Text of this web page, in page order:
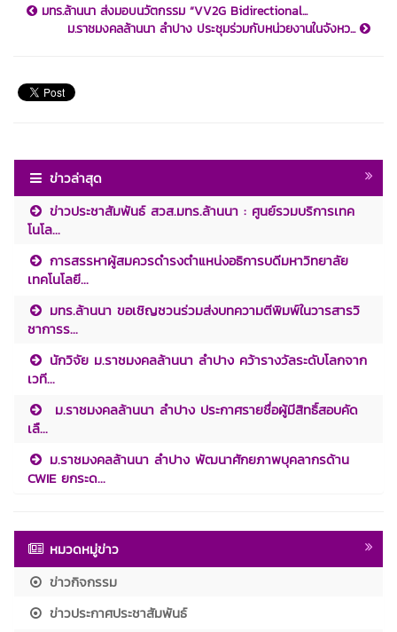
มทร.ล้านนา ส่งมอบนวัตกรรม “VV2G Bidirectional...
ม.ราชมงคลล้านนา ลำปาง ประชุมร่วมกับหน่วยงานในจังหว...
ข่าวล่าสุด
ข่าวประชาสัมพันธ์ สวส.มทร.ล้านนา : ศูนย์รวมบริการเทค
โนโล...
การสรรหาผู้สมควรดำรงตำแหน่งอธิการบดีมหาวิทยาลัย
เทคโนโลยี...
มทร.ล้านนา ขอเชิญชวนร่วมส่งบทความตีพิมพ์ในวารสารวิ
ชาการร...
นักวิจัย ม.ราชมงคลล้านนา ลำปาง คว้ารางวัลระดับโลกจาก
เวที...
ม.ราชมงคลล้านนา ลำปาง ประกาศรายชื่อผู้มีสิทธิ์สอบคัด
เลื...
ม.ราชมงคลล้านนา ลำปาง พัฒนาศักยภาพบุคลากรด้าน
CWIE ยกระด...
หมวดหมู่ข่าว
ข่าวกิจกรรม
ข่าวประกาศประชาสัมพันธ์